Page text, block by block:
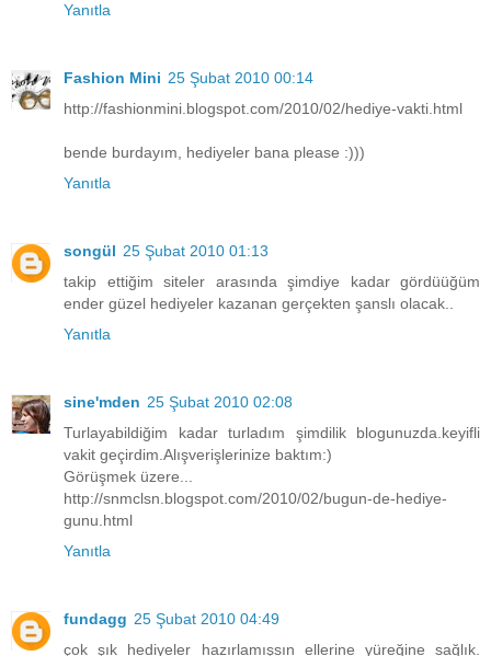
Yanıtla
Fashion Mini 25 Şubat 2010 00:14
http://fashionmini.blogspot.com/2010/02/hediye-vakti.html
bende burdayım, hediyeler bana please :)))
Yanıtla
songül 25 Şubat 2010 01:13
takip ettiğim siteler arasında şimdiye kadar gördüüğüm
ender güzel hediyeler kazanan gerçekten şanslı olacak..
Yanıtla
sine'mden 25 Şubat 2010 02:08
Turlayabildiğim kadar turladım şimdilik blogunuzda.keyifli
vakit geçirdim.Alışverişlerinize baktım:)
Görüşmek üzere...
http://snmclsn.blogspot.com/2010/02/bugun-de-hediye-
gunu.html
Yanıtla
fundagg 25 Şubat 2010 04:49
çok şık hediyeler hazırlamışsın ellerine yüreğine sağlık.